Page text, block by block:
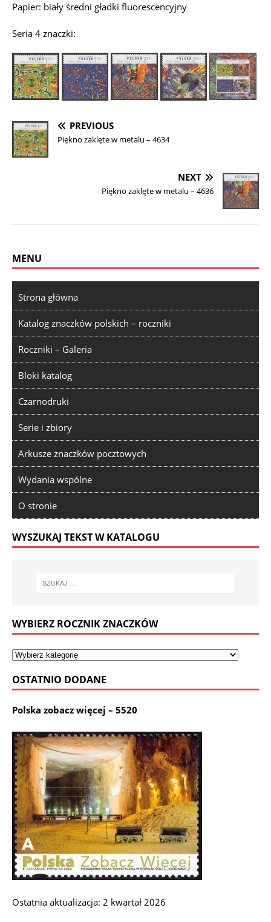
Papier: biały średni gładki fluorescencyjny
Seria 4 znaczki:
PREVIOUS
Piękno zaklęte w metalu – 4634
NEXT
Piękno zaklęte w metalu – 4636
MENU
Strona główna
Katalog znaczków polskich – roczniki
Roczniki – Galeria
Bloki katalog
Czarnodruki
Serie i zbiory
Arkusze znaczków pocztowych
Wydania wspólne
O stronie
WYSZUKAJ TEKST W KATALOGU
WYBIERZ ROCZNIK ZNACZKÓW
OSTATNIO DODANE
Polska zobacz więcej – 5520
Ostatnia aktualizacja: 2 kwartał 2026